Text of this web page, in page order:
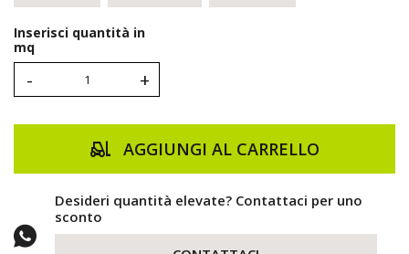
Inserisci quantità in
mq
- +
AGGIUNGI AL CARRELLO
Desideri quantità elevate? Contattaci per uno
sconto